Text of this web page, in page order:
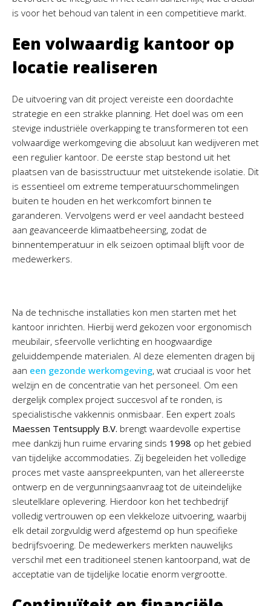
is voor het behoud van talent in een competitieve markt.
Een volwaardig kantoor op
locatie realiseren
De uitvoering van dit project vereiste een doordachte
strategie en een strakke planning. Het doel was om een
stevige industriële overkapping te transformeren tot een
volwaardige werkomgeving die absoluut kan wedijveren met
een regulier kantoor. De eerste stap bestond uit het
plaatsen van de basisstructuur met uitstekende isolatie. Dit
is essentieel om extreme temperatuurschommelingen
buiten te houden en het werkcomfort binnen te
garanderen. Vervolgens werd er veel aandacht besteed
aan geavanceerde klimaatbeheersing, zodat de
binnentemperatuur in elk seizoen optimaal blijft voor de
medewerkers.
Na de technische installaties kon men starten met het
kantoor inrichten. Hierbij werd gekozen voor ergonomisch
meubilair, sfeervolle verlichting en hoogwaardige
geluiddempende materialen. Al deze elementen dragen bij
aan een gezonde werkomgeving, wat cruciaal is voor het
welzijn en de concentratie van het personeel. Om een
dergelijk complex project succesvol af te ronden, is
specialistische vakkennis onmisbaar. Een expert zoals
Maessen Tentsupply B.V. brengt waardevolle expertise
mee dankzij hun ruime ervaring sinds 1998 op het gebied
van tijdelijke accommodaties. Zij begeleiden het volledige
proces met vaste aanspreekpunten, van het allereerste
ontwerp en de vergunningsaanvraag tot de uiteindelijke
sleutelklare oplevering. Hierdoor kon het techbedrijf
volledig vertrouwen op een vlekkeloze uitvoering, waarbij
elk detail zorgvuldig werd afgestemd op hun specifieke
bedrijfsvoering. De medewerkers merkten nauwelijks
verschil met een traditioneel stenen kantoorpand, wat de
acceptatie van de tijdelijke locatie enorm vergrootte.